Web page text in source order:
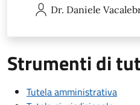
Dr. Daniele
Strumenti di
Tutela amministrativa